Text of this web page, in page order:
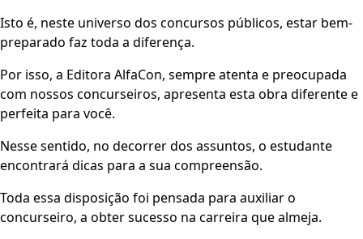
Isto é, neste universo dos concursos públicos, estar bem-
preparado faz toda a diferença.
Por isso, a Editora AlfaCon, sempre atenta e preocupada
com nossos concurseiros, apresenta esta obra diferente e
perfeita para você.
Nesse sentido, no decorrer dos assuntos, o estudante
encontrará dicas para a sua compreensão.
Toda essa disposição foi pensada para auxiliar o
concurseiro, a obter sucesso na carreira que almeja.